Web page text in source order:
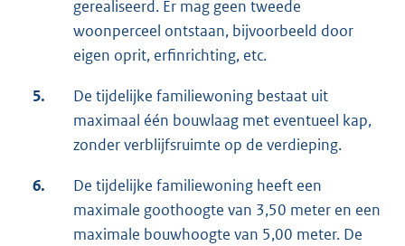
gerealiseerd. Er mag geen tweede
woonperceel ontstaan, bijvoorbeeld door
eigen oprit, erfinrichting, etc.
5.
De tijdelijke familiewoning bestaat uit
maximaal één bouwlaag met eventueel kap,
zonder verblijfsruimte op de verdieping.
6.
De tijdelijke familiewoning heeft een
maximale goothoogte van 3,50 meter en een
maximale bouwhoogte van 5,00 meter. De